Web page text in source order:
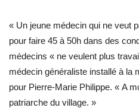
« Un jeune médecin qui ne veut
pour faire 45 à 50h dans des
médecins « ne veulent plus
médecin généraliste installé à la
pour Pierre-Marie Philippe. « A
patriarche du village. »